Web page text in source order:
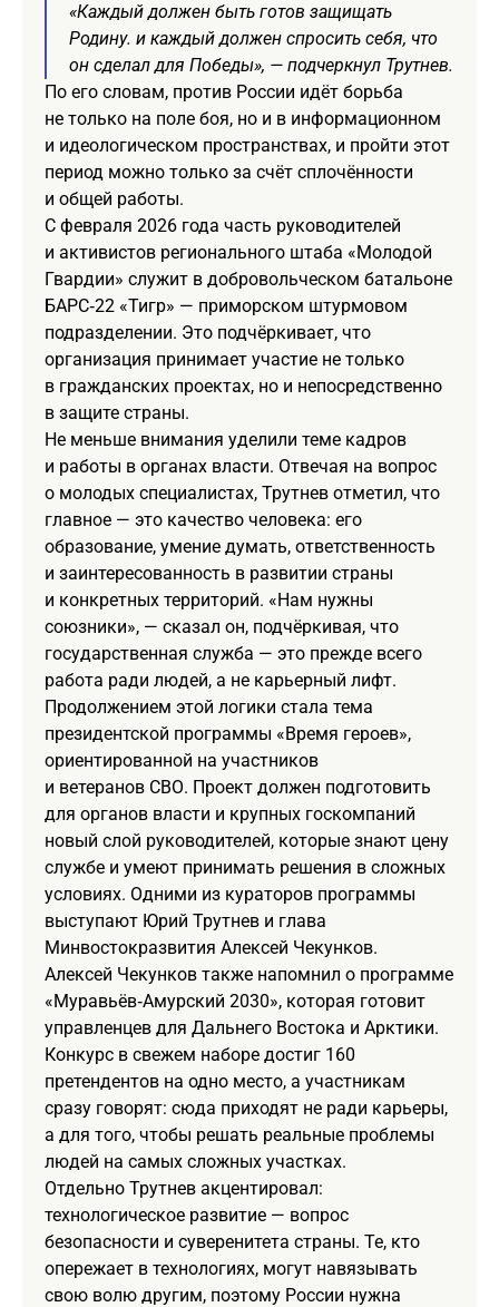
«Каждый должен быть готов защищать
Родину. и каждый должен спросить себя, что
он сделал для Победы», — подчеркнул Трутнев.
По его словам, против России идёт борьба
не только на поле боя, но и в информационном
и идеологическом пространствах, и пройти этот
период можно только за счёт сплочённости
и общей работы.
С февраля 2026 года часть руководителей
и активистов регионального штаба «Молодой
Гвардии» служит в добровольческом батальоне
БАРС‑22 «Тигр» — приморском штурмовом
подразделении. Это подчёркивает, что
организация принимает участие не только
в гражданских проектах, но и непосредственно
в защите страны.
Не меньше внимания уделили теме кадров
и работы в органах власти. Отвечая на вопрос
о молодых специалистах, Трутнев отметил, что
главное — это качество человека: его
образование, умение думать, ответственность
и заинтересованность в развитии страны
и конкретных территорий. «Нам нужны
союзники», — сказал он, подчёркивая, что
государственная служба — это прежде всего
работа ради людей, а не карьерный лифт.
Продолжением этой логики стала тема
президентской программы «Время героев»,
ориентированной на участников
и ветеранов СВО. Проект должен подготовить
для органов власти и крупных госкомпаний
новый слой руководителей, которые знают цену
службе и умеют принимать решения в сложных
условиях. Одними из кураторов программы
выступают Юрий Трутнев и глава
Минвостокразвития Алексей Чекунков.
Алексей Чекунков также напомнил о программе
«Муравьёв‑Амурский 2030», которая готовит
управленцев для Дальнего Востока и Арктики.
Конкурс в свежем наборе достиг 160
претендентов на одно место, а участникам
сразу говорят: сюда приходят не ради карьеры,
а для того, чтобы решать реальные проблемы
людей на самых сложных участках.
Отдельно Трутнев акцентировал:
технологическое развитие — вопрос
безопасности и суверенитета страны. Те, кто
опережает в технологиях, могут навязывать
свою волю другим, поэтому России нужна